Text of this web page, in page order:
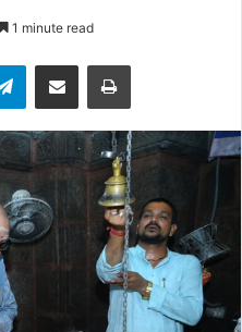
1 minute read
TelegramShare via Email Print